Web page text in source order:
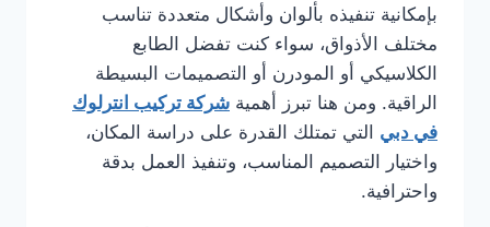
بإمكانية تنفيذه بألوان وأشكال متعددة تناسب
مختلف الأذواق، سواء كنت تفضل الطابع
الكلاسيكي أو المودرن أو التصميمات البسيطة
الراقية. ومن هنا تبرز أهمية شركة تركيب انترلوك
في دبي التي تمتلك القدرة على دراسة المكان،
واختيار التصميم المناسب، وتنفيذ العمل بدقة
واحترافية.